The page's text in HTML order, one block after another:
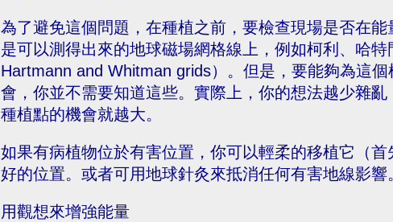
為了避免這個問題，在種植之前，要檢查現場是否在
是可以測得出來的地球磁場網格線上，例如柯利、哈
Hartmann and Whitman grids）。但是，要能夠為這
會，你並不需要知道這些。實際上，你的想法越少雜
種植點的機會就越大。
如果有病植物位於有害位置，你可以輕柔的移植它（
好的位置。或者可用地球針灸來抵消任何有害地線影響
用觀想來增強能量